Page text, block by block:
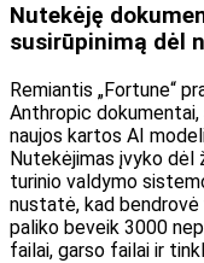
Nutekėję
susirūpinimą dėl
Remiantis „Fortune“
Anthropic
naujos kartos AI
Nutekėjimas įvyko dėl
turinio valdymo
nustatė, kad bendrovė
paliko beveik 3000
failai, garso failai ir